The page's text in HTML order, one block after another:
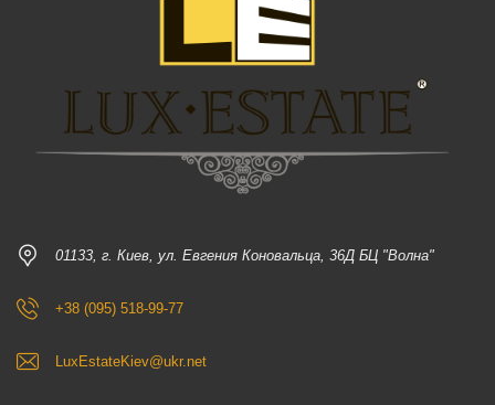
01133, г. Киев, ул. Евгения Коновальца, 36Д БЦ "Волна"
+38 (095) 518-99-77
LuxEstateKiev@ukr.net